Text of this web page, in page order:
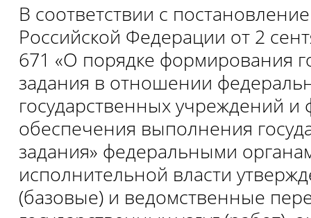
В соответствии с
Российской Федерации от 2
671 «О порядке формирования
задания в отношении
государственных учреждений и
обеспечения выполнения
задания» федеральными
исполнительной власти
(базовые) и ведомственные